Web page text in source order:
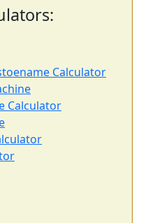
Calculator
Calculator